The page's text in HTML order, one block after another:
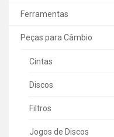
Ferramentas
Peças para Câmbio
Cintas
Discos
Filtros
Jogos de Discos